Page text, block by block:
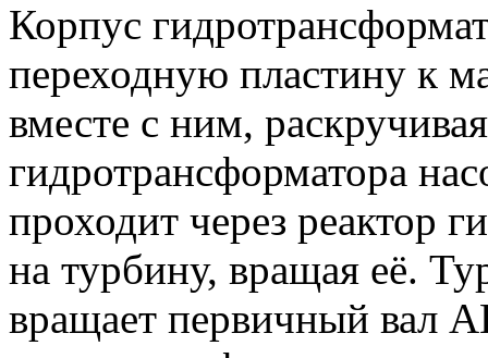
Корпус
переходную пластину к
вместе с ним,
гидротрансформатора
проходит через реактор
на турбину, вращая её.
вращает первичный вал